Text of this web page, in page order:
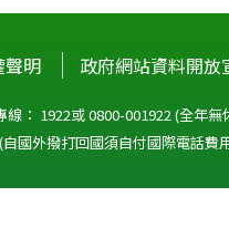
聲明 政府網站資料開放
： 1922或0800-001922(全年無
自國外撥打回國須自付國際電話費